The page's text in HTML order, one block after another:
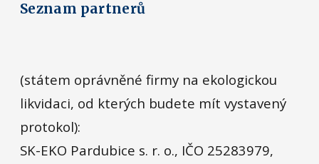
Seznam partnerů
(státem oprávněné firmy na ekologickou
likvidaci, od kterých budete mít vystavený
protokol):
SK-EKO Pardubice s. r. o., IČO 25283979,